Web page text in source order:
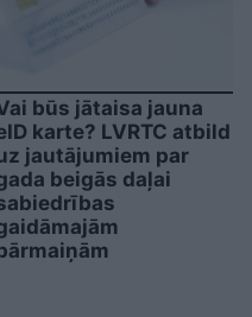
būs jātaisa jauna
karte? LVRTC atbild
jautājumiem par
beigās daļai